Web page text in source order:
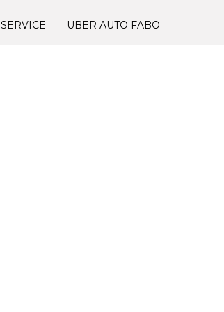
SERVICE ÜBER AUTO FABO